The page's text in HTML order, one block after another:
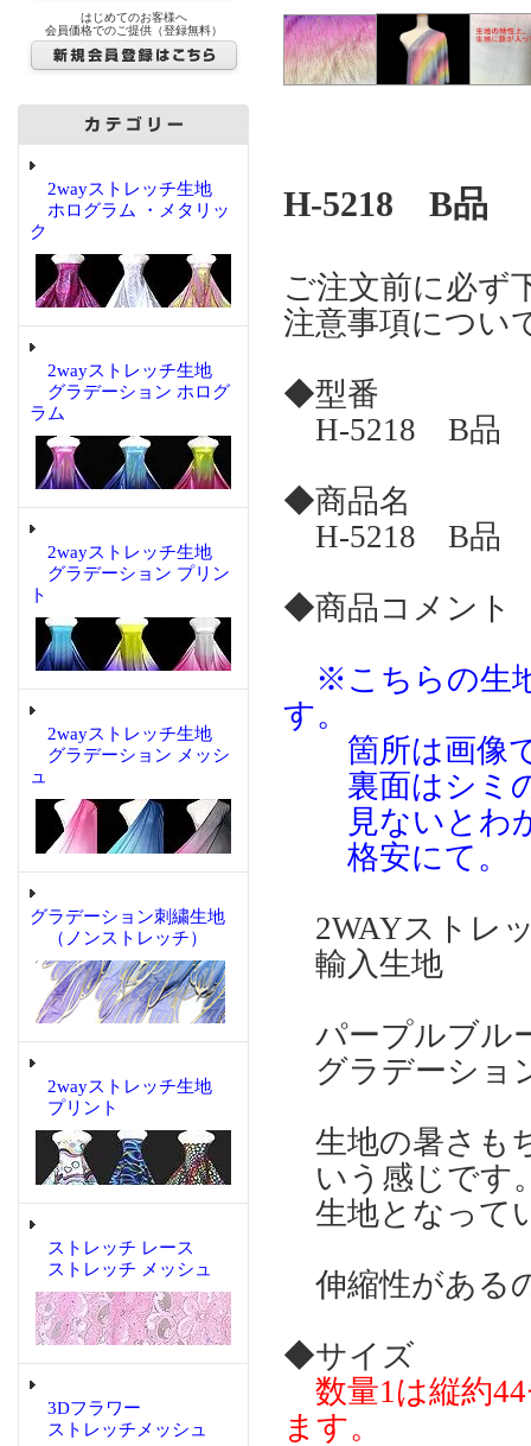
はじめてのお客様へ
会員価格でのご提供（登録無料）
2wayストレッチ生地
ホログラム ・メタリッ
ク
2wayストレッチ生地
グラデーション ホログ
ラム
2wayストレッチ生地
グラデーション プリン
ト
2wayストレッチ生地
グラデーション メッシ
ュ
グラデーション刺繍生地
（ノンストレッチ）
2wayストレッチ生地
プリント
ストレッチ レース
ストレッチ メッシュ
3Dフラワー
ストレッチメッシュ
H-5218 B品
ご注文前に必ず
注意事項につい
◆型番
H-5218 B品
◆商品名
H-5218 B品
◆商品コメント
※こちらの生
す。
箇所は画像
裏面はシミの
見ないとわ
格安にて。
2WAYストレ
輸入生地
パープルブル
グラデーショ
生地の暑さも
いう感じです
生地となって
伸縮性がある
◆サイズ
数量1は縦約
ます。